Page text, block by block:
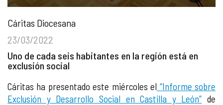
Cáritas Diocesana
23/03/2022
Uno de cada seis habitantes en la región está en
exclusión social
Cáritas ha presentado este miércoles el “Informe sobre
Exclusión y Desarrollo Social en Castilla y León” de